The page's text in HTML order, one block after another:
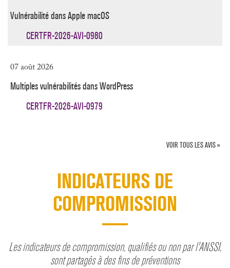
CERTFR-2026-AVI-0980
Vulnérabilité dans Apple macOS
07 août 2026
CERTFR-2026-AVI-0979
Multiples vulnérabilités dans WordPress
VOIR TOUS LES AVIS »
INDICATEURS DE
COMPROMISSION
Les indicateurs de compromission, qualifiés ou non par l'ANSSI,
sont partagés à des fins de préventions